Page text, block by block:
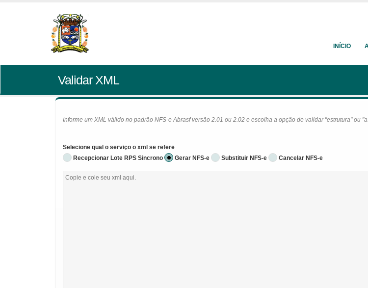
INÍCIO
Validar XML
Informe um XML válido no padrão NFS-e Abrasf versão 2.01 ou 2.02 e escolha a opção de validar "estrutura" ou
Selecione qual o serviço o xml se refere
Recepcionar Lote RPS Sincrono
Gerar NFS-e Substituir NFS-e Cancelar NFS-e